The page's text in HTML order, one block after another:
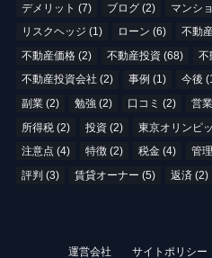
デメリット (7) ブログ (2) マンシ
リスクヘッジ (1) ローン (6) 不動
不動産価格(2) 不動産投資 (68) 不
不動産投資会社 (2) 事例 (1) 今後
副業(2) 勉強 (2) 口コミ (2) 営業
所得税 (2) 投資 (2) 東京オリンピ
注意点 (4) 特徴 (2) 税金 (4) 管
評判 (3) 賃貸オーナー (5) 返済 (2)
運営会社 サイトポリシー